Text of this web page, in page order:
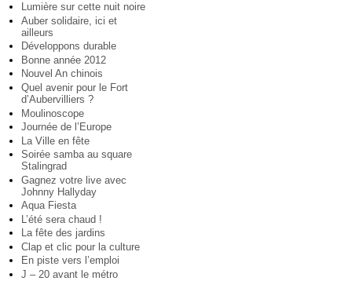
Lumière sur cette nuit noire
Auber solidaire, ici et
ailleurs
Développons durable
Bonne année 2012
Nouvel An chinois
Quel avenir pour le Fort
d’Aubervilliers ?
Moulinoscope
Journée de l’Europe
La Ville en fête
Soirée samba au square
Stalingrad
Gagnez votre live avec
Johnny Hallyday
Aqua Fiesta
L’été sera chaud !
La fête des jardins
Clap et clic pour la culture
En piste vers l’emploi
J – 20 avant le métro